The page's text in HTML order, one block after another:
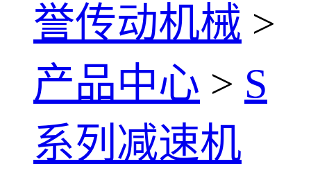
誉传动机械 >
产品中心 > S
系列减速机